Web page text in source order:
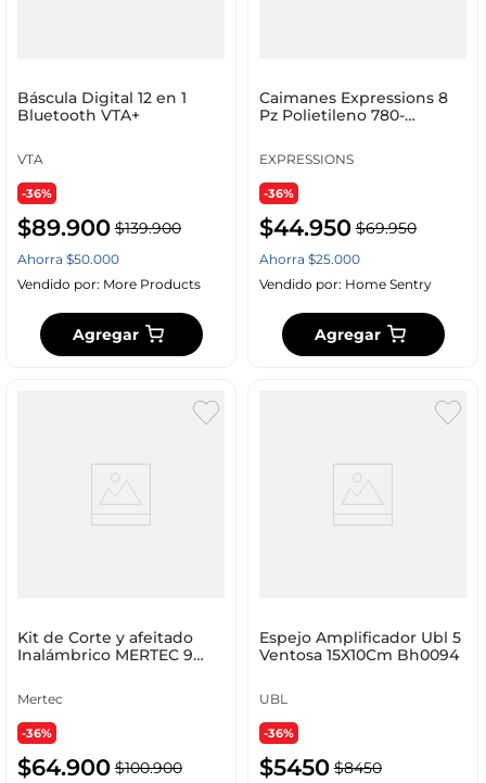
Báscula Digital 12 en 1
Bluetooth VTA+
VTA
-36%
$89.900 $139.900
Ahorra $50.000
Vendido por: More Products
Agregar
Caimanes Expressions 8
Pz Polietileno 780-
EXPRESSIONS
-36%
$44.950 $69.950
Ahorra $25.000
Vendido por: Home Sentry
Agregar
Kit de Corte y afeitado
Inalámbrico MERTEC 9
Mertec
-36%
$64.900 $100.900
Espejo Amplificador Ubl 5
Ventosa 15X10Cm Bh0094
UBL
-36%
$5450 $8450